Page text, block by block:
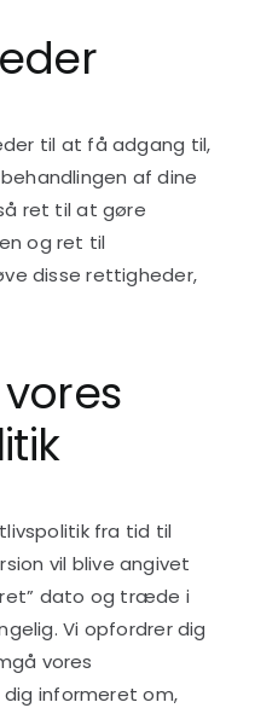
til at få adgang til,
af dine
ret til at gøre
og ret til
disse rettigheder,
fra tid til
vil blive angivet
dato og træde i
Vi opfordrer dig
vores
informeret om,